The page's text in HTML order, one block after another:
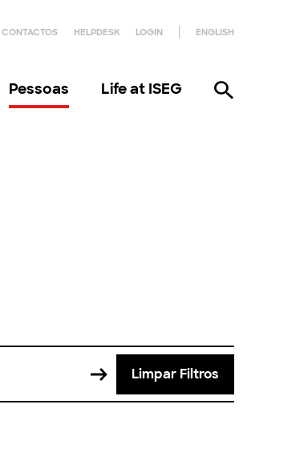
CONTACTOS HELPDESK LOGIN ENGLISH
Pessoas Life at ISEG
Limpar Filtros